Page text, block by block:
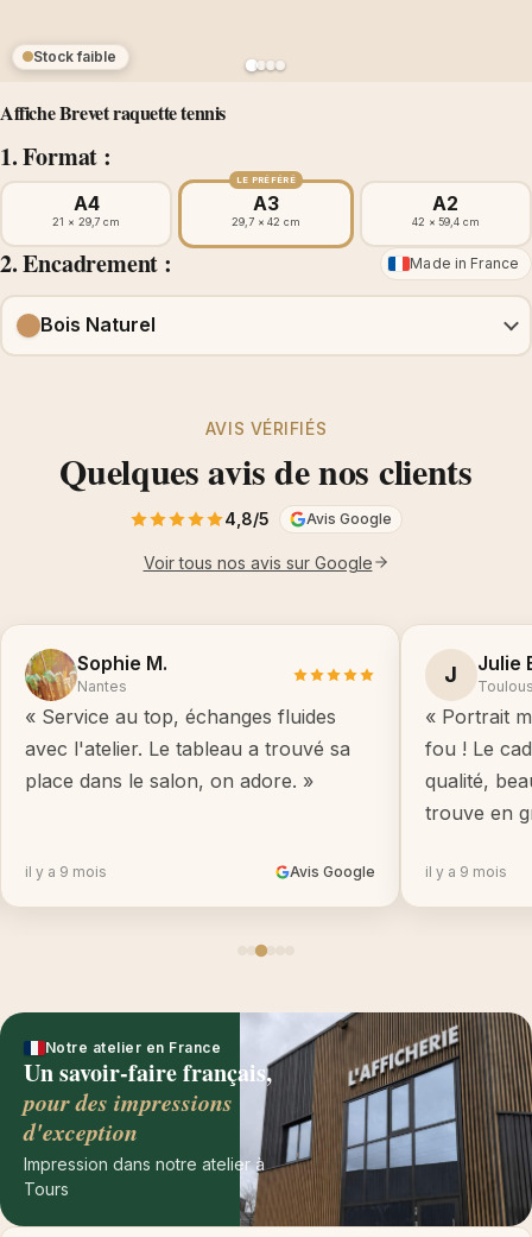
Affiche Brevet raquette tennis
1. Format :
Stock faible
A4
21 × 29,7 cm
LE PRÉFÉRÉ
A3
29,7 × 42 cm
A2
42 × 59,4 cm
2. Encadrement : Made in France
Bois Naturel
AVIS VÉRIFIÉS
Quelques avis de nos clients
4,8/5 Avis Google
Voir tous nos avis sur Google
Sophie M.
Nantes
« Service au top, échanges fluides
avec l'atelier. Le tableau a trouvé sa
place dans le salon, on adore. »
il y a 9 mois Avis Google
J Julie
« Portrait
fou ! Le
qualité,
trouve en
il y a 9 mois
Notre atelier en France
Un savoir-faire français,
pour des impressions
d'exception
Impression dans notre atelier à
Tours